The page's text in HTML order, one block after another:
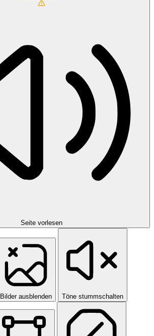
Seite vorlesen
Bilder ausblenden Töne stummschalten